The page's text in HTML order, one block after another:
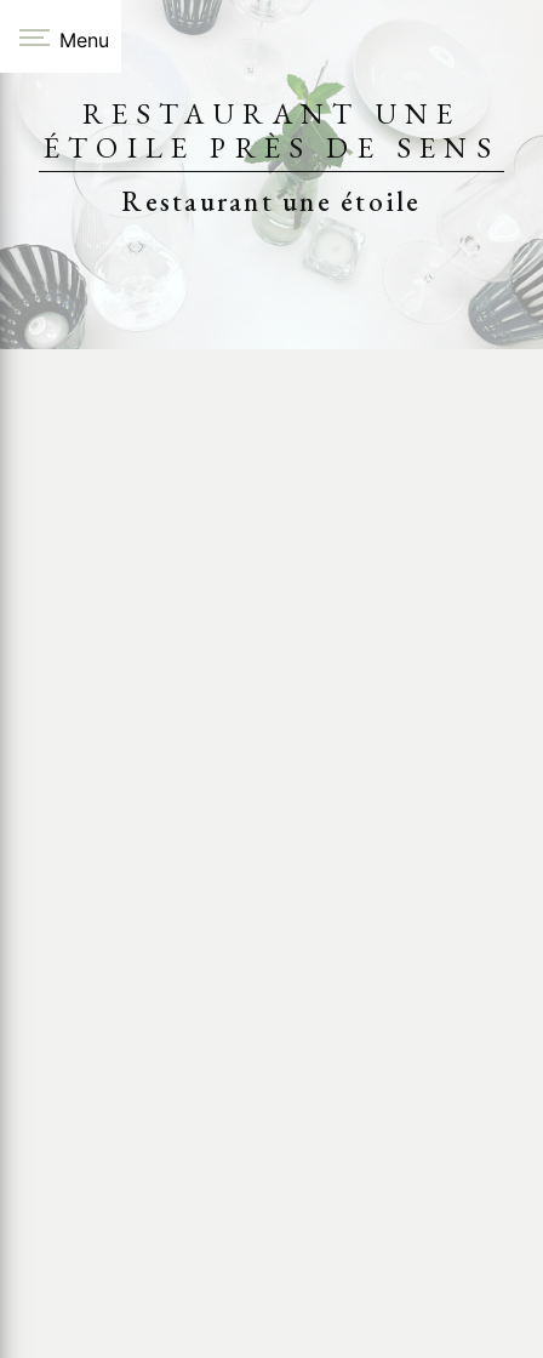
Menu
RESTAURANT UNE
ÉTOILE PRÈS DE SENS
Restaurant une étoile
Panneau de gestion des cookies